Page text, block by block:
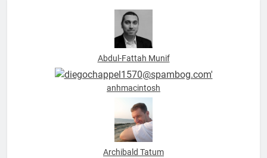
Abdul-Fattah Munif
anhmacintosh
Archibald Tatum